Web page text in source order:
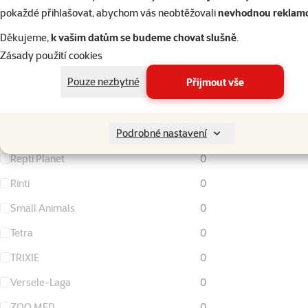
pokaždé přihlašovat, abychom vás neobtěžovalinevhodnou
Děkujeme,k vašim datům se budeme chovat slušně.
Zásady použití cookies
Pouze nezbytné
Přijmout vše
Podrobné nastavení
FURminator
0
Living World
0
Magic Cat
0
0
Repti Planet
0
Rinti
0
Small Animals
0
Tetra
0
TRIXIE
0
Versele-Laga
0